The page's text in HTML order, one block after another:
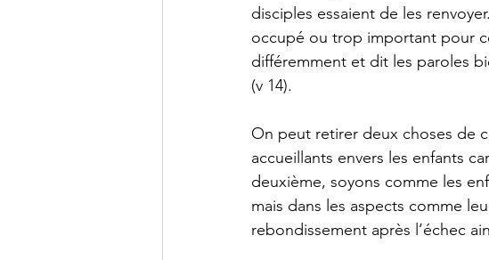
disciples essaient de les
occupé ou trop important pour
différemment et dit les paroles
(v 14).
On peut retirer deux choses de
accueillants envers les enfants
deuxième, soyons comme les
mais dans les aspects comme
rebondissement après l’échec